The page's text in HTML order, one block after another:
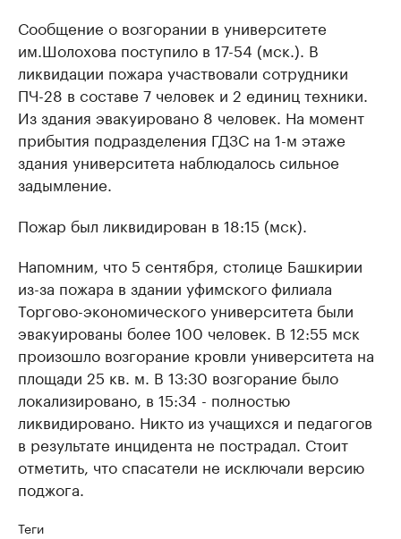
Сообщение о возгорании в университете
им.Шолохова поступило в 17-54 (мск.). В
ликвидации пожара участвовали сотрудники
ПЧ-28 в составе 7 человек и 2 единиц техники.
Из здания эвакуировано 8 человек. На момент
прибытия подразделения ГДЗС на 1-м этаже
здания университета наблюдалось сильное
задымление.
Пожар был ликвидирован в 18:15 (мск).
Напомним, что 5 сентября, столице Башкирии
из-за пожара в здании уфимского филиала
Торгово-экономического университета были
эвакуированы более 100 человек. В 12:55 мск
произошло возгорание кровли университета на
площади 25 кв. м. В 13:30 возгорание было
локализировано, в 15:34 - полностью
ликвидировано. Никто из учащихся и педагогов
в результате инцидента не пострадал. Стоит
отметить, что спасатели не исключали версию
поджога.
Теги